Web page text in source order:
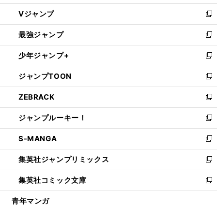
ウ
ィ
ン
ド
ウ
で
開
く
し
い
ウ
ィ
ン
ド
ウ
で
開
く
Vジャンプ
新
し
い
ウ
ィ
ン
ド
ウ
で
開
く
最強ジャンプ
新
し
い
ウ
ィ
ン
ド
ウ
で
開
く
少年ジャンプ+
新
し
い
ウ
ィ
ン
ド
ウ
で
開
く
ジャンプTOON
新
し
い
ウ
ィ
ン
ド
ウ
で
開
く
ZEBRACK
新
し
い
ウ
ィ
ン
ド
ウ
で
開
ジャンプルーキー！
新
し
い
ウ
ィ
ン
ド
ウ
S-MANGA
新
し
い
ウ
ィ
ン
集英社ジャンプリミックス
新
し
い
ウ
集英社コミック文庫
新
し
青年マンガ